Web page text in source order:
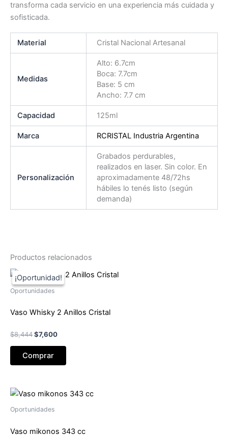
transforma cada servicio en una experiencia más cuidada y
sofisticada.
Material Cristal Nacional Artesanal
Medidas
Alto: 6.7cm
Boca: 7.7cm
Base: 5 cm
Ancho: 7.7 cm
Capacidad 125ml
Marca RCRISTAL Industria Argentina
Personalización
Grabados perdurables,
realizados en laser. Sin color. En
aproximadamente 48/72hs
hábiles lo tenés listo (según
demanda)
Productos relacionados
Oportunidades
Vaso Whisky 2 Anillos Cristal
$8,444El
era:
$7,600El
Comprar
Oportunidades
Vaso mikonos 343 cc